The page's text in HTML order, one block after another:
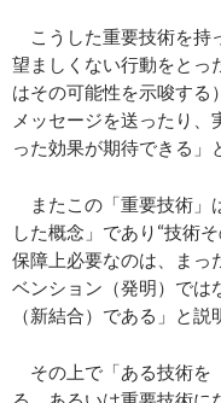
こうした重要技術を持
望ましくない行動をとっ
はその可能性を示唆する
メッセージを送ったり
った効果が期待できる」
またこの「重要技術」
した概念」であり“技術
保障上必要なのは、まっ
ベンション（発明）では
（新結合）である」と説
その上で「ある技術を